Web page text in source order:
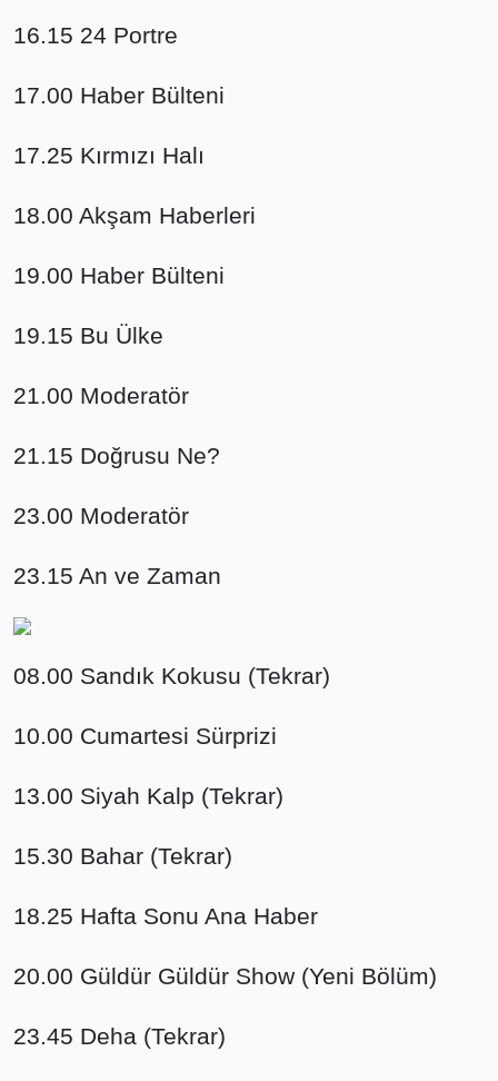
16.15 24 Portre
17.00 Haber Bülteni
17.25 Kırmızı Halı
18.00 Akşam Haberleri
19.00 Haber Bülteni
19.15 Bu Ülke
21.00 Moderatör
21.15 Doğrusu Ne?
23.00 Moderatör
23.15 An ve Zaman
08.00 Sandık Kokusu (Tekrar)
10.00 Cumartesi Sürprizi
13.00 Siyah Kalp (Tekrar)
15.30 Bahar (Tekrar)
18.25 Hafta Sonu Ana Haber
20.00 Güldür Güldür Show (Yeni Bölüm)
23.45 Deha (Tekrar)